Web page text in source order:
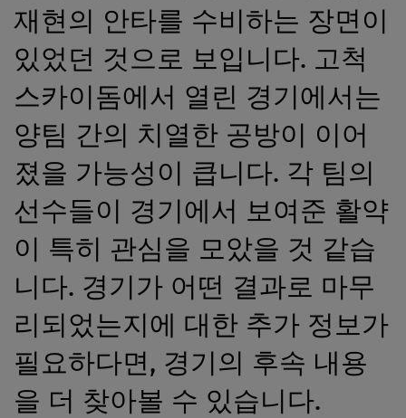
재현의 안타를 수비하는 장면이
있었던 것으로 보입니다. 고척
스카이돔에서 열린 경기에서는
양팀 간의 치열한 공방이 이어
졌을 가능성이 큽니다. 각 팀의
선수들이 경기에서 보여준 활약
이 특히 관심을 모았을 것 같습
니다. 경기가 어떤 결과로 마무
리되었는지에 대한 추가 정보가
필요하다면, 경기의 후속 내용
을 더 찾아볼 수 있습니다.